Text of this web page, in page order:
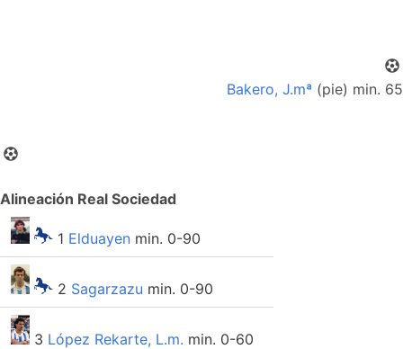
Bakero, J.mª (pie) min. 65
Alineación Real Sociedad
1 Elduayen min. 0-90
2 Sagarzazu min. 0-90
3 López Rekarte, L.m. min. 0-60